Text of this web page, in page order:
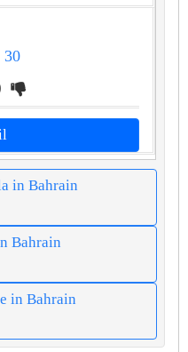
30
in Bahrain
Bahrain
in Bahrain